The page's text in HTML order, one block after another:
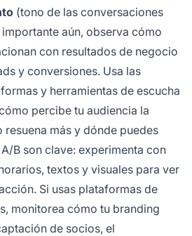
(tono de las conversaciones
aún, observa cómo
con resultados de negocio
y conversiones. Usa las
y herramientas de escucha
percibe tu audiencia la
resuena más y dónde puedes
B son clave: experimenta con
textos y visuales para ver
Si usas plataformas de
monitorea cómo tu branding
de socios, el